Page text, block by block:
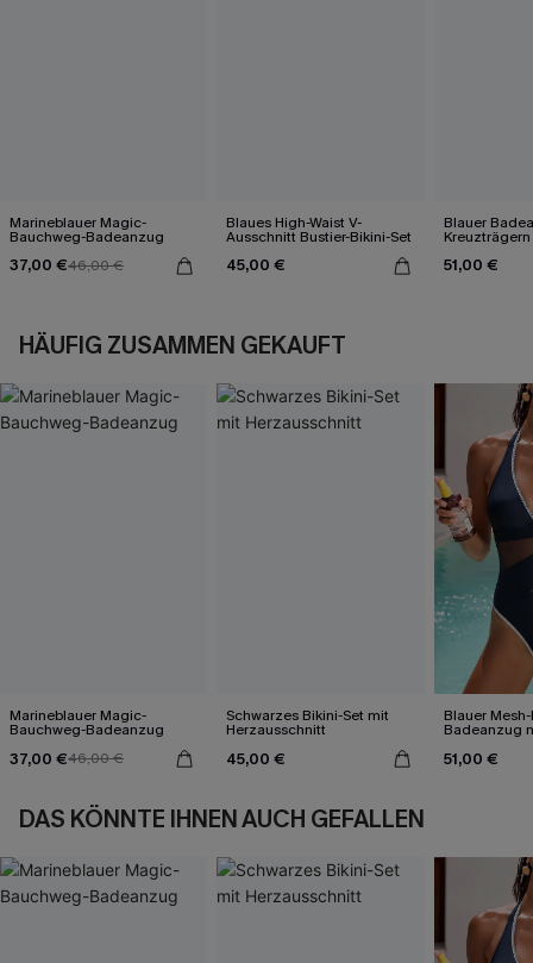
Marineblauer Magic-
Bauchweg-Badeanzug
37,00 €46,00 €
Blaues High-Waist V-
Ausschnitt Bustier-Bikini-Set
45,00 €
Blauer
Kreuzträgern
51,00 €
HÄUFIG ZUSAMMEN GEKAUFT
Marineblauer Magic-
Bauchweg-Badeanzug
37,00 €46,00 €
Schwarzes Bikini-Set mit
Herzausschnitt
45,00 €
Blauer
Badeanzug
51,00 €
DAS KÖNNTE IHNEN AUCH GEFALLEN